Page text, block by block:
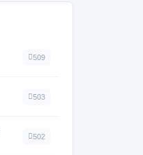
509
503
502